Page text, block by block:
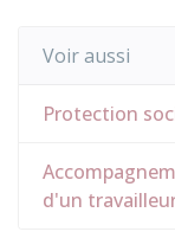
Voir aussi
Protection
d'un